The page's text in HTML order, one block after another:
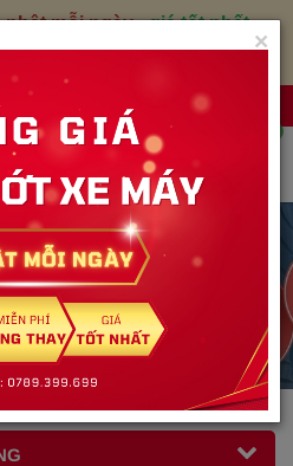
nhật mỗi ngày- giá tốt nhất -
ngay
VỤ VÁ LỐP
hàng
LỐP
×